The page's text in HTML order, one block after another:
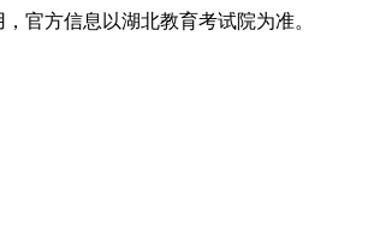
官方信息以湖北教育考试院为准。